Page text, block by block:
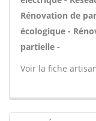
Rénovation de
écologique -
partielle -
Voir la fiche